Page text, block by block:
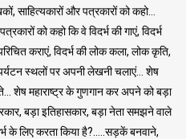
साहित्यकारों और पत्रकारों को कहो…
को कहो कि वे विदर्भ की गाएं, विदर्भ
कराएं, विदर्भ की लोक कला, लोक कृति,
पर्यटन स्थलों पर अपनी लेखनी चलाएं… शेष
शेष महाराष्ट्र के गुणगान कर अपने को बड़ा
बड़ा इतिहासकार, बड़ा नेता समझने वाले
के लिए करता किया है?…..सड़कें बनवाने,